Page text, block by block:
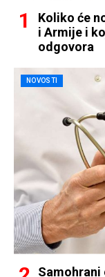
Koliko će
i Armije i
odgovora
NOVOSTI